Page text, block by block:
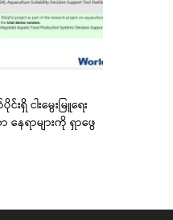
ရှိ ငါးမွေးမြူရေး
ေရာများကို ရှာဖွေ